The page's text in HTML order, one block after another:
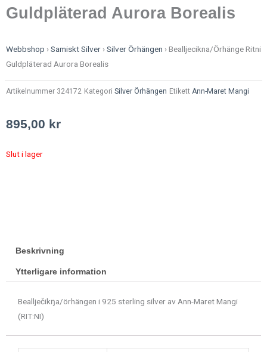
Guldpläterad Aurora Borealis
Webbshop ›Samiskt Silver ›Silver Örhängen ›Bealljecikna/Örhänge Ritni
Guldpläterad Aurora Borealis
Artikelnummer 324172 Kategori Silver Örhängen Etikett Ann-Maret Mangi
895,00 kr
Slut i lager
Beskrivning
Ytterligare information
Beallječikŋa/örhängen i 925 sterling silver av Ann-Maret Mangi
(RIT:NI)